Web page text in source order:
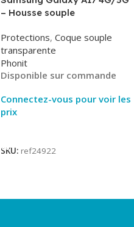
– Housse souple
Protections, Coque souple
transparente
Phonit
Disponible sur commande
Connectez-vous pour voir les
prix
SKU: ref24922